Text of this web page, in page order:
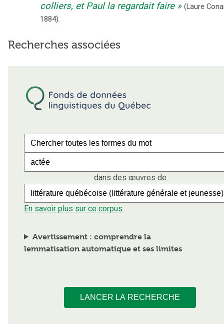
colliers, et Paul la regardait faire
(Laure
1884).
Recherches associées
dans des œuvres de
En savoir plus sur ce corpus
Avertissement : comprendre la
lemmatisation automatique et ses limites
LANCER LA RECHERCHE